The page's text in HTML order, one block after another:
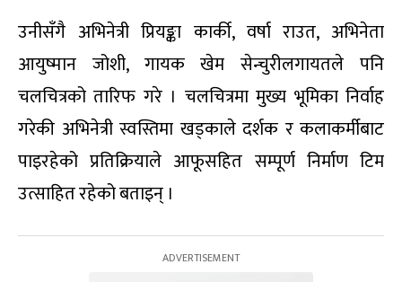
उनीसँगै अभिनेत्री प्रियङ्का कार्की, वर्षा राउत, अभिनेता
आयुष्मान जोशी, गायक खेम सेन्चुरीलगायतले पनि
चलचित्रको तारिफ गरे । चलचित्रमा मुख्य भूमिका निर्वाह
गरेकी अभिनेत्री स्वस्तिमा खड्काले दर्शक र कलाकर्मीबाट
पाइरहेको प्रतिक्रियाले आफूसहित सम्पूर्ण निर्माण टिम
उत्साहित रहेको बताइन् ।